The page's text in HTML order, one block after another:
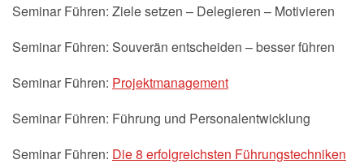
Seminar Führen: Ziele setzen – Delegieren – Motivieren
Seminar Führen: Souverän entscheiden – besser führen
Seminar Führen: Projektmanagement
Seminar Führen: Führung und Personalentwicklung
Seminar Führen: Die 8 erfolgreichsten Führungstechniken